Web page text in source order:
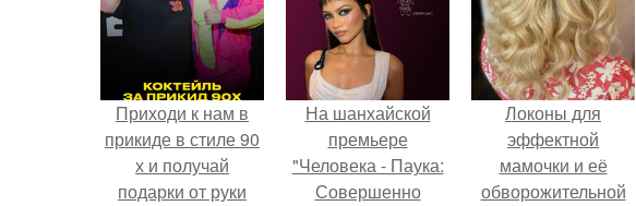
Приходи к нам в
прикиде в стиле 90
х и получай
подарки от руки
На шанхайской
премьере
"Человека - Паука:
Совершенно
Локоны для
эффектной
мамочки и её
обворожительной